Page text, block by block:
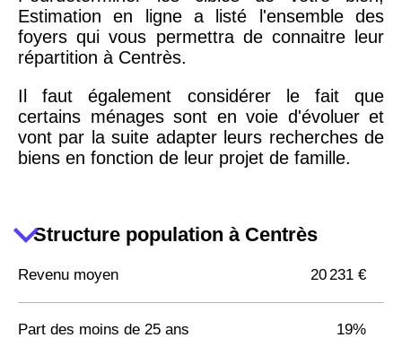
Estimation en ligne a listé l'ensemble des
foyers qui vous permettra de connaitre leur
répartition à Centrès.
Il faut également considérer le fait que
certains ménages sont en voie d'évoluer et
vont par la suite adapter leurs recherches de
biens en fonction de leur projet de famille.
Structure population à Centrès
Revenu moyen 20 231 €
Part des moins de 25 ans 19%